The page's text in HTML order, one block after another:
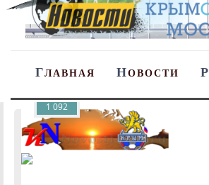
ГЛАВНАЯ НОВОСТИ Р
1 092